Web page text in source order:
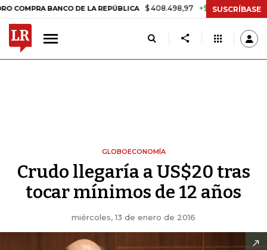
BANCO DE LA REPÚBLICA $ 408.498,97 +$ 8.753,81 +2,19%
SUSCRÍBASE
GLOBOECONOMÍA
Crudo llegaría a US$20 tras
tocar mínimos de 12 años
miércoles, 13 de enero de 2016